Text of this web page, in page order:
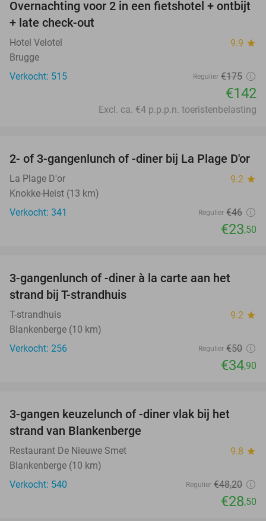
19%
Overnachting voor 2 in een fietshotel + ontbijt
+ late check-out
Hotel Velotel 9.9 star
Brugge
Verkocht: 515
Regulier €175
€142
Excl. ca. €4 p.p.p.n. toeristenbelasting
49%
2- of 3-gangenlunch of -diner bij La Plage D'or
La Plage D'or 9.2 star
Knokke-Heist (13 km)
Verkocht: 341
Regulier €46
€23,50
30%
3-gangenlunch of -diner à la carte aan het
strand bij T-strandhuis
T-strandhuis 9.2 star
Blankenberge (10 km)
Verkocht: 256
Regulier €50
€34,90
3-gangen keuzelunch of -diner vlak bij het
strand van Blankenberge
Restaurant De Nieuwe Smet 9.8 star
Blankenberge (10 km)
Verkocht: 540
Regulier €48,20
€28,50